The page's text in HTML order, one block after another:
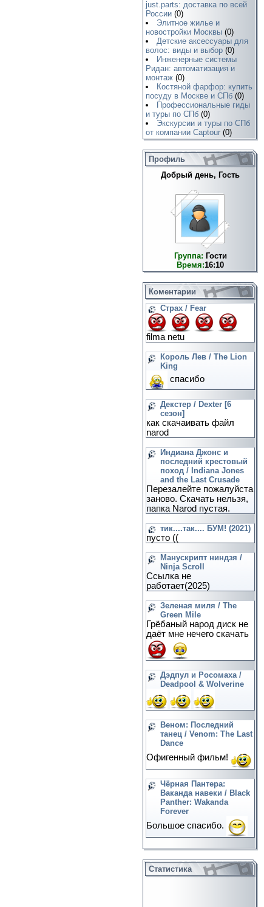
just.parts: доставка по всей
России (0)
Элитное жилье и
новостройки Москвы (0)
Детские аксессуары для
волос: виды и выбор (0)
Инженерные системы
Ридан: автоматизация и
монтаж (0)
Костяной фарфор: купить
посуду в Москве и СПб (0)
Профессиональные гиды
и туры по СПб (0)
Экскурсии и туры по СПб
от компании Captour (0)
Профиль
Добрый день, Гость
Группа: Гости
Время:16:10
Коментарии
Страх / Fear
filma netu
Король Лев / The Lion
King
спасибо
Декстер / Dexter [6
сезон]
как скачаивать файл
narod
Индиана Джонс и
последний крестовый
поход / Indiana Jones
and the Last Crusade
Перезалейте пожалуйста
заново. Скачать нельзя,
папка Narod пустая.
тик....так.... БУМ! (2021)
пусто ((
Манускрипт ниндзя /
Ninja Scroll
Ссылка не
работает(2025)
Зеленая миля / The
Green Mile
Грёбаный народ диск не
даёт мне нечего скачать
Дэдпул и Росомаха /
Deadpool & Wolverine
Веном: Последний
танец / Venom: The Last
Dance
Офигенный фильм!
Чёрная Пантера:
Ваканда навеки / Black
Panther: Wakanda
Forever
Большое спасибо.
Статистика